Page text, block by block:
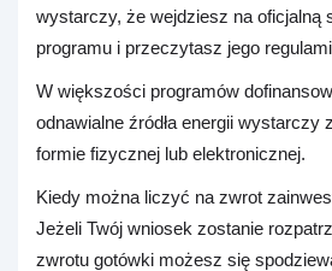
wystarczy, że wejdziesz na oficjalną
programu i przeczytasz jego
W większości programów
odnawialne źródła energii wystarczy
formie fizycznej lub elektronicznej.
Kiedy można liczyć na zwrot
Jeżeli Twój wniosek zostanie
zwrotu gotówki możesz się